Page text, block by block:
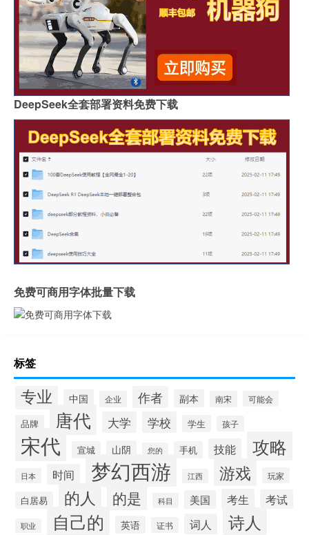
DeepSeek全套部署资料免费下载
免费可商用字体批量下载
标签
专业 中国 企业 作者 副本 南宋 可能会
品牌 唐代 大学 学校 学生 孩子
宋代 宣城 山阴 您的 手机 技能 攻略
日本 时间 梦幻西游 江西 游戏 玩家
白居易 的人 的是 科目 美国 考生 考试
职业 自己的 英语 证书 词人 诗人